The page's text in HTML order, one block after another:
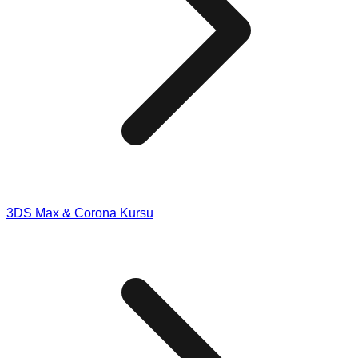
3DS Max & Corona Kursu